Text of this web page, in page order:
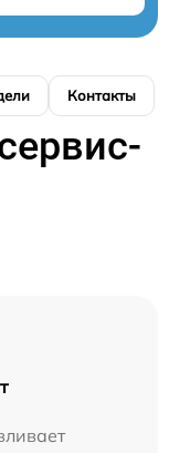
Контакты